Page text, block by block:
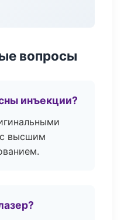
вопросы
инъекции?
высшим